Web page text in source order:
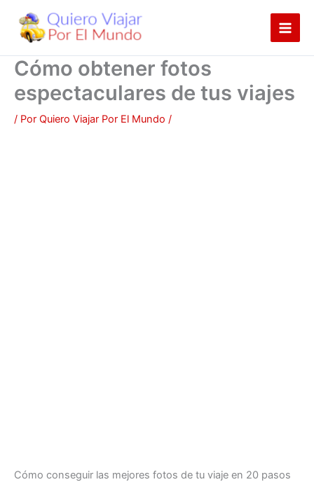
contenido
Cómo obtener fotos
espectaculares de tus viajes
/ Por Quiero Viajar Por El Mundo /
Cómo conseguir las mejores fotos de tu viaje en 20 pasos